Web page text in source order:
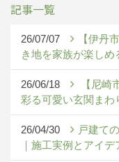
記事一覧
26/07/07
【伊丹
き地を家族が楽しめ
26/06/18
【尼崎
彩る可愛い玄関まわ
26/04/30
戸建て
｜施工実例とアイデ